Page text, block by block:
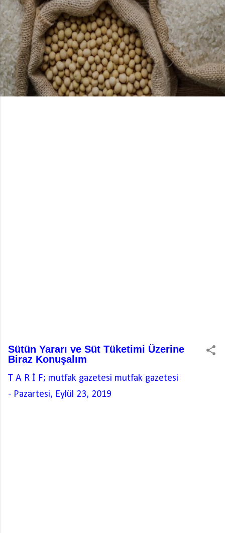
Sütün Yararı ve Süt Tüketimi Üzerine
Biraz Konuşalım
T A R İ F; mutfak gazetesi mutfak gazetesi
- Pazartesi, Eylül 23, 2019